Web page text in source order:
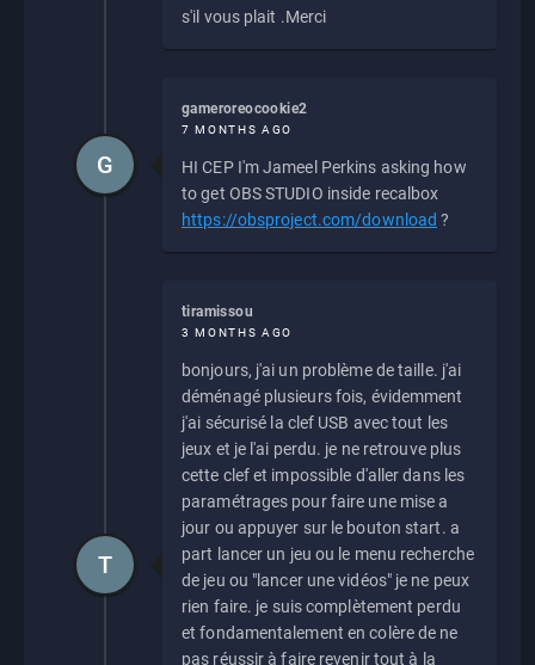
s'il vous plait .Merci
gameroreocookie2
7 MONTHS AGO
HI CEP I'm Jameel Perkins asking how
to get OBS STUDIO inside recalbox
https://obsproject.com/download ?
G
tiramissou
3 MONTHS AGO
bonjours, j'ai un problème de taille. j'ai
déménagé plusieurs fois, évidemment
j'ai sécurisé la clef USB avec tout les
jeux et je l'ai perdu. je ne retrouve plus
cette clef et impossible d'aller dans les
paramétrages pour faire une mise a
jour ou appuyer sur le bouton start. a
part lancer un jeu ou le menu recherche
de jeu ou "lancer une vidéos" je ne peux
rien faire. je suis complètement perdu
et fondamentalement en colère de ne
pas réussir à faire revenir tout à la
T